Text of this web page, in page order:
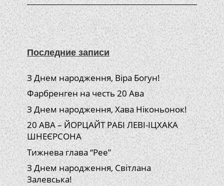
Последние записи
З Днем народження, Віра Богун!
Фарбренген на честь 20 Ава
З Днем народження, Хава Ніконьонок!
20 АВА – ЙОРЦАЙТ РАБІ ЛЕВІ-ІЦХАКА
ШНЕЄРСОНА
Тижнева глава “Рее”
З Днем народження, Світлана
Залевська!